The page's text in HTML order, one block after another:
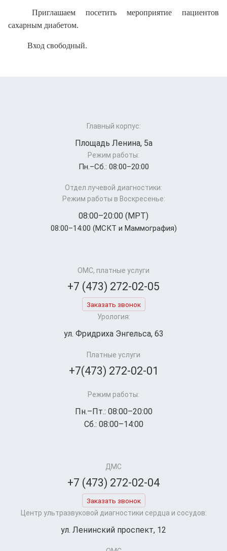
Приглашаем посетить мероприятие пациентов
сахарным диабетом.
Вход свободный.
Главный корпус:
Площадь Ленина, 5а
Режим работы:
Пн.–Cб.: 08:00–20:00
Отдел лучевой диагностики:
Режим работы в Воскресенье:
08:00–20:00 (МРТ)
08:00–14:00 (МСКТ и Маммография)
ОМС, платные услуги
+7 (473) 272-02-05
Заказать звонок
Урология:
ул. Фридриха Энгельса, 63
Платные услуги
+7(473) 272-02-01
Режим работы:
Пн.–Пт.: 08:00–20:00
Сб.: 08:00–14:00
ДМС
+7 (473) 272-02-04
Заказать звонок
Центр ультразвуковой диагностики сердца и сосудов:
ул. Ленинский проспект, 12